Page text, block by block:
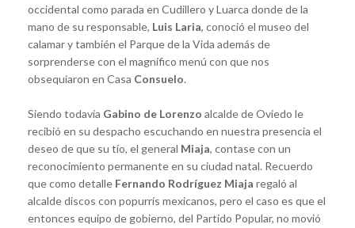
occidental como parada en Cudillero y Luarca donde de la
mano de su responsable, Luis Laria, conoció el museo del
calamar y también el Parque de la Vida además de
sorprenderse con el magnífico menú con que nos
obsequiaron en Casa Consuelo.
Siendo todavía Gabino de Lorenzo alcalde de Oviedo le
recibió en su despacho escuchando en nuestra presencia el
deseo de que su tío, el general Miaja, contase con un
reconocimiento permanente en su ciudad natal. Recuerdo
que como detalle Fernando Rodríguez Miaja regaló al
alcalde discos con popurrís mexicanos, pero el caso es que el
entonces equipo de gobierno, del Partido Popular, no movió